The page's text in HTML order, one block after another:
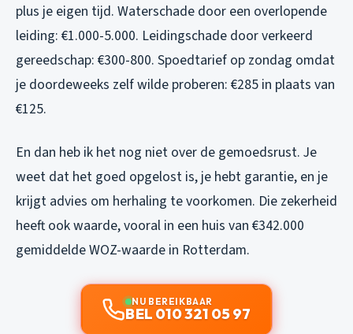
plus je eigen tijd. Waterschade door een overlopende
leiding: €1.000-5.000. Leidingschade door verkeerd
gereedschap: €300-800. Spoedtarief op zondag omdat
je doordeweeks zelf wilde proberen: €285 in plaats van
€125.
En dan heb ik het nog niet over de gemoedsrust. Je
weet dat het goed opgelost is, je hebt garantie, en je
krijgt advies om herhaling te voorkomen. Die zekerheid
heeft ook waarde, vooral in een huis van €342.000
gemiddelde WOZ-waarde in Rotterdam.
NU BEREIKBAAR
BEL 010 321 05 97